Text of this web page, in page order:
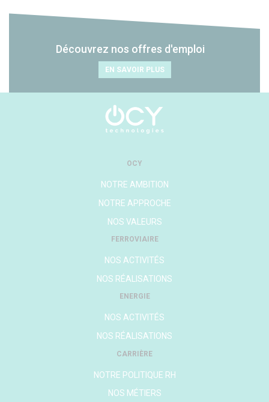
Découvrez nos offres d'emploi
EN SAVOIR PLUS
OCY
NOTRE AMBITION
NOTRE APPROCHE
NOS VALEURS
FERROVIAIRE
NOS ACTIVITÉS
NOS RÉALISATIONS
ENERGIE
NOS ACTIVITÉS
NOS RÉALISATIONS
CARRIÈRE
NOTRE POLITIQUE RH
NOS MÉTIERS